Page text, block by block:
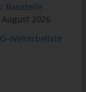
Baustelle
August 2026
Welterbeliste
mit